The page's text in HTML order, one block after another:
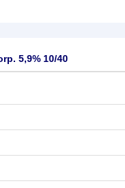
5,9% 10/40